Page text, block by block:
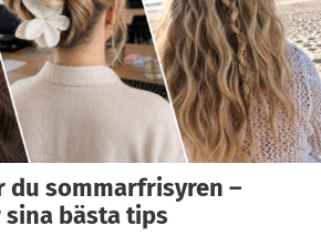
du sommarfrisyren –
bästa tips